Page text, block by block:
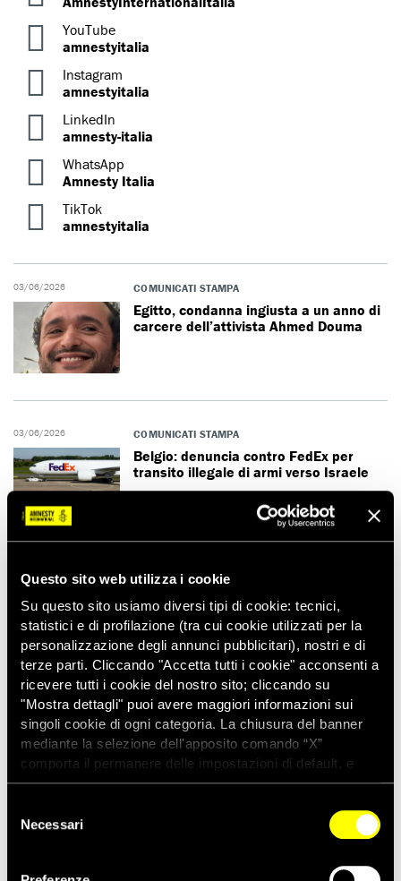
Questo sito web utilizza i cookie
Su questo sito usiamo diversi tipi di cookie: tecnici,
statistici e di profilazione (tra cui cookie utilizzati per la
personalizzazione degli annunci pubblicitari), nostri e di
terze parti. Cliccando "Accetta tutti i cookie" acconsenti a
ricevere tutti i cookie del nostro sito; cliccando su
"Mostra dettagli" puoi avere maggiori informazioni sui
singoli cookie di ogni categoria. La chiusura del banner
mediante la selezione dell'apposito comando “X”
comporta il permanere delle impostazioni di default, e
dunque la continuazione della navigazione con i cookie
dei cookie attivi sul sito clicca
delNecessari
YouTube
amnestyitalia
Instagram
amnestyitalia
LinkedIn
amnesty-italia
WhatsApp
Amnesty Italia
TikTok
amnestyitalia
03/06/2026 COMUNICATI STAMPA
Egitto, condanna ingiusta a un anno di
carcere dell’attivista Ahmed Douma
03/06/2026 COMUNICATI STAMPA
Belgio: denuncia contro FedEx per
transito illegale di armi verso Israele
01/06/2026 COMUNICATI STAMPA
Russia: l’indottrinamento nel sistema
educativo
01/06/2026 COMUNICATI STAMPA
Stati del Golfo, giro di vite sulla libertà
d’espressione